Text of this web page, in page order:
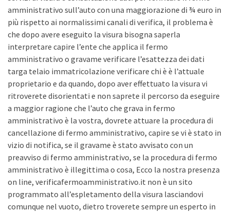
amministrativo sull’auto con una maggiorazione di ¾ euro in
più rispetto ai normalissimi canali di verifica, il problema è
che dopo avere eseguito la visura bisogna saperla
interpretare capire l’ente che applica il fermo
amministrativo o gravame verificare l’esattezza dei dati
targa telaio immatricolazione verificare chi è è l’attuale
proprietario e da quando, dopo aver effettuato la visura vi
ritroverete disorientati e non saprete il percorso da eseguire
a maggior ragione che l’auto che grava in fermo
amministrativo è la vostra, dovrete attuare la procedura di
cancellazione di fermo amministrativo, capire se vi è stato in
vizio di notifica, se il gravame è stato avvisato con un
preavviso di fermo amministrativo, se la procedura di fermo
amministrativo è illegittima o cosa, Ecco la nostra presenza
on line, verificafermoamministrativo.it non è un sito
programmato all’espletamento della visura lasciandovi
comunque nel vuoto, dietro troverete sempre un esperto in